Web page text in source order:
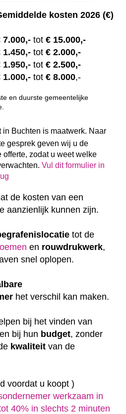
kosten 2026 (€)
7.000,- tot € 15.000,-
1.450,- tot € 2.000,-
1.950,- tot € 2.500,-
1.000,- tot € 8.000,-
en duurste gemeentelijke
in Buchten is maatwerk. Naar
gesprek geven wij u de
zodat u weet welke
Vul dit formulier in
de kosten van een
aanzienlijk kunnen zijn.
tot de
en rouwdrukwerk,
snel oplopen.
het verschil kan maken.
bij het vinden van
bij hun budget, zonder
kwaliteit van de
voordat u koopt )
werkzaam in
40% in slechts 2 minuten